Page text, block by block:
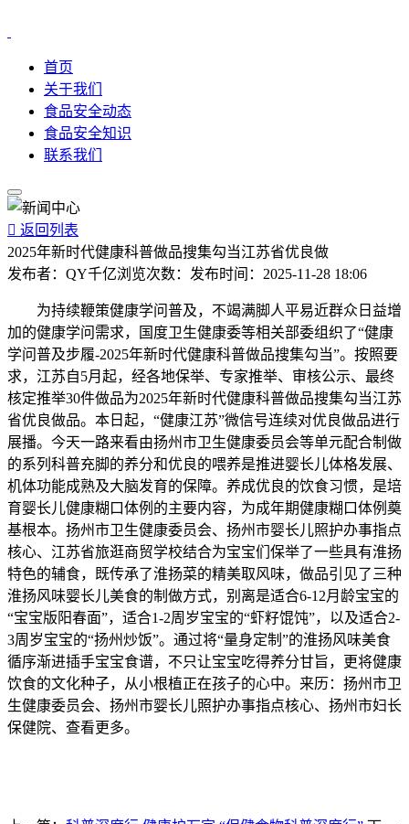
首页
关于我们
食品安全动态
食品安全知识
联系我们
 返回列表
2025年新时代健康科普做品搜集勾当江苏省优良做
发布者： QY千亿浏览次数： 发布时间： 2025-11-28 18:06
为持续鞭策健康学问普及，不竭满脚人平易近群众日益增
加的健康学问需求，国度卫生健康委等相关部委组织了“健康
学问普及步履-2025年新时代健康科普做品搜集勾当”。按照要
求，江苏自5月起，经各地保举、专家推举、审核公示、最终
核定推举30件做品为2025年新时代健康科普做品搜集勾当江苏
省优良做品。本日起，“健康江苏”微信号连续对优良做品进行
展播。今天一路来看由扬州市卫生健康委员会等单元配合制做
的系列科普充脚的养分和优良的喂养是推进婴长儿体格发展、
机体功能成熟及大脑发育的保障。养成优良的饮食习惯，是培
育婴长儿健康糊口体例的主要内容，为成年期健康糊口体例奠
基根本。扬州市卫生健康委员会、扬州市婴长儿照护办事指点
核心、江苏省旅逛商贸学校结合为宝宝们保举了一些具有淮扬
特色的辅食，既传承了淮扬菜的精美取风味，做品引见了三种
淮扬风味婴长儿美食的制做方式，别离是适合6-12月龄宝宝的
“宝宝版阳春面”，适合1-2周岁宝宝的“虾籽馄饨”，以及适合2-
3周岁宝宝的“扬州炒饭”。通过将“量身定制”的淮扬风味美食
循序渐进插手宝宝食谱，不只让宝宝吃得养分甘旨，更将健康
饮食的文化种子，从小根植正在孩子的心中。来历：扬州市卫
生健康委员会、扬州市婴长儿照护办事指点核心、扬州市妇长
保健院、查看更多。